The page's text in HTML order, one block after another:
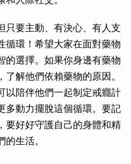
只要主動、有決心、有人支
循環！希望大家在面對藥物
的選擇。如果你身邊有藥物
解他們依賴藥物的原因。
以陪伴他們一起制定戒癮計
多動力擺脫這個循環。要記
要好好守護自己的身體和精
生活。